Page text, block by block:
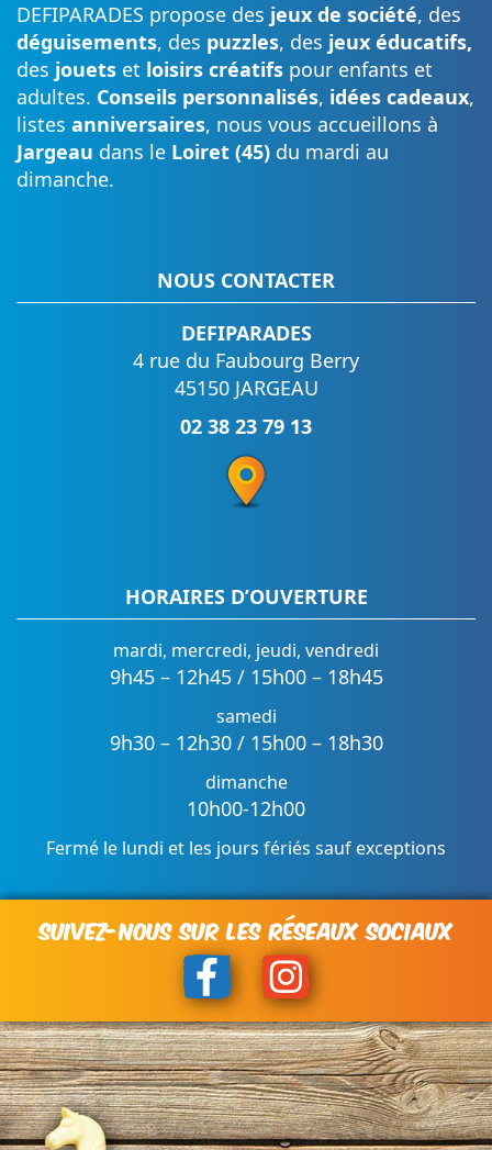
DEFIPARADES propose des jeux de société, des
déguisements, des puzzles, des jeux éducatifs,
des jouets et loisirs créatifs pour enfants et
adultes. Conseils personnalisés, idées cadeaux,
listes anniversaires, nous vous accueillons à
Jargeau dans le Loiret (45) du mardi au
dimanche.
NOUS CONTACTER
DEFIPARADES
4 rue du Faubourg Berry
45150 JARGEAU
02 38 23 79 13
HORAIRES D’OUVERTURE
mardi, mercredi, jeudi, vendredi
9h45 – 12h45 / 15h00 – 18h45
samedi
9h30 – 12h30 / 15h00 – 18h30
dimanche
10h00-12h00
Fermé le lundi et les jours fériés sauf exceptions
SUIVEZ-NOUS SUR LES RÉSEAUX SOCIAUX